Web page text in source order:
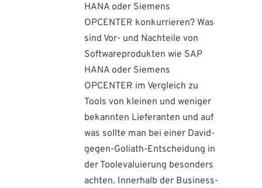
HANA oder Siemens
OPCENTER konkurrieren? Was
sind Vor- und Nachteile von
Softwareprodukten wie SAP
HANA oder Siemens
OPCENTER im Vergleich zu
Tools von kleinen und weniger
bekannten Lieferanten und auf
was sollte man bei einer David-
gegen-Goliath-Entscheidung in
der Toolevaluierung besonders
achten. Innerhalb der Business-